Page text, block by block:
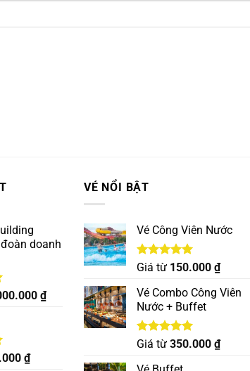
doanh
₫
₫
VÉ NỔI BẬT
Vé Công Viên Nước
Được xếp
5 sao
Giá từ 150.000 ₫
Vé Combo Công Viên
Nước + Buffet
Được xếp
5 sao
Giá từ 350.000 ₫